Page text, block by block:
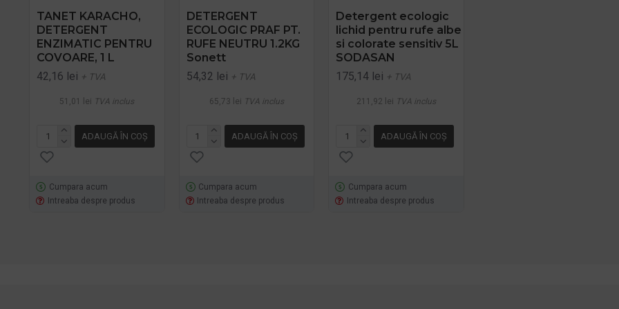
TANET KARACHO,
DETERGENT
ENZIMATIC PENTRU
COVOARE, 1 L
42,16 lei + TVA
51,01 lei TVA inclus
ADAUGĂ ÎN COŞ
Cumpara acum
Intreaba despre produs
DETERGENT
ECOLOGIC PRAF PT.
RUFE NEUTRU 1.2KG
Sonett
54,32 lei + TVA
65,73 lei TVA inclus
ADAUGĂ ÎN COŞ
Cumpara acum
Intreaba despre produs
Detergent ecologic
lichid pentru rufe albe
si colorate sensitiv 5L
SODASAN
175,14 lei + TVA
211,92 lei TVA inclus
ADAUGĂ ÎN COŞ
Cumpara acum
Intreaba despre produs